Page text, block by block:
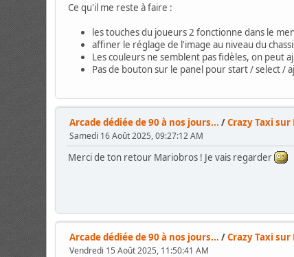
Ce qu'il me reste à faire :
les touches du joueurs 2 fonctionne dans le
affiner le réglage de l'image au niveau du
Les couleurs ne semblent pas fidèles, on peut
Pas de bouton sur le panel pour start / select /
Arcade dédiée de 90 à nos jours... /Crazy Taxi sur
Samedi 16 Août 2025, 09:27:12 AM
Merci de ton retour Mariobros ! Je vais regarder
Arcade dédiée de 90 à nos jours... /Crazy Taxi sur
Vendredi 15 Août 2025, 11:50:41 AM